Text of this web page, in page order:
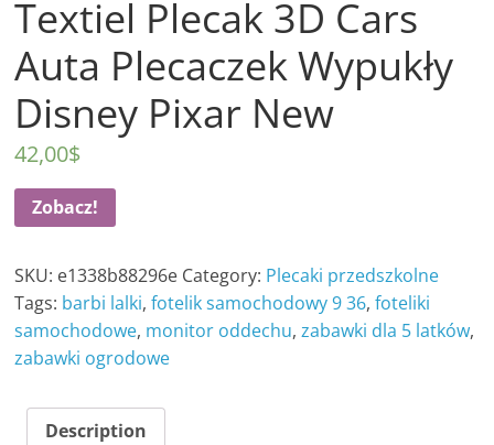
Textiel Plecak 3D Cars
Auta Plecaczek Wypukły
Disney Pixar New
42,00$
Zobacz!
SKU: e1338b88296e Category: Plecaki przedszkolne
Tags: barbi lalki,fotelik samochodowy 9 36,foteliki
samochodowe, monitor oddechu,zabawki dla 5 latków,
zabawki ogrodowe
Description